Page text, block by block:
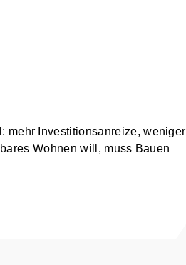
mehr Investitionsanreize, weniger
Wohnen will, muss Bauen